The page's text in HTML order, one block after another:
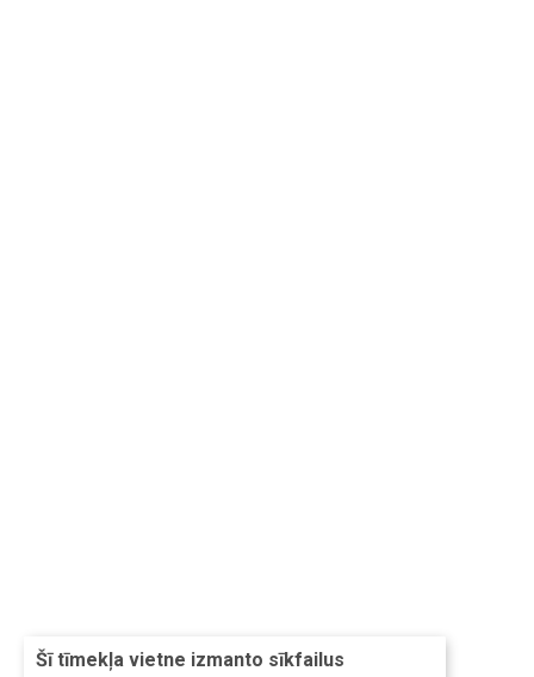
Šī tīmekļa vietne izmanto sīkfailus